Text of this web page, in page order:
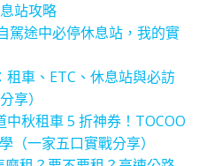
站攻略
駕途中必停休息站，我的實
租車、ETC、休息站與必訪
享）
秋租車 5 折神券！TOCOO
（一家五口實戰分享）